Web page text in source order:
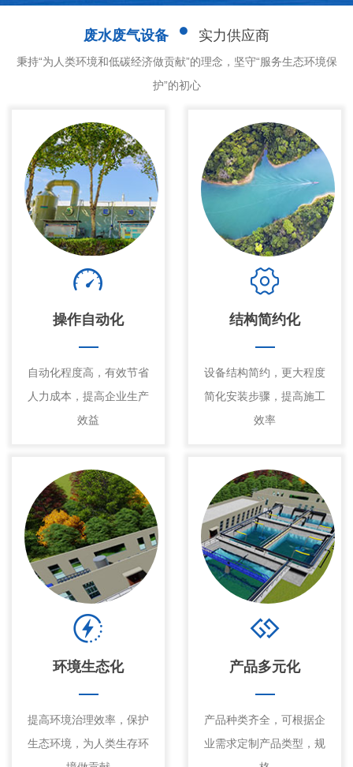
废水废气设备 实力供应商
秉持“为人类环境和低碳经济做贡献”的理念，坚守“服务生态环境保
护”的初心
操作自动化
自动化程度高，有效节省
人力成本，提高企业生产
效益
结构简约化
设备结构简约，更大程度
简化安装步骤，提高施工
效率
环境生态化
提高环境治理效率，保护
生态环境，为人类生存环
产品多元化
产品种类齐全，可根据企
业需求定制产品类型，规